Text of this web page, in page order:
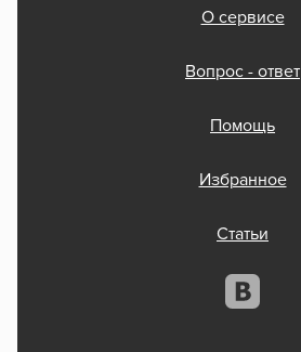
О сервисе
Вопрос - ответ
Помощь
Избранное
Статьи